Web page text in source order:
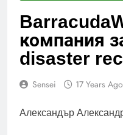
компания
disaster
Sensei 17 Years Ago
Александър